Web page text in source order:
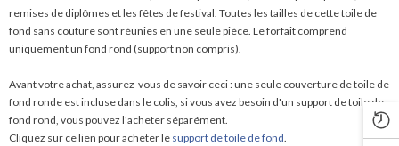
remises de diplômes et les fêtes de festival. Toutes les tailles de cette toile de
fond sans couture sont réunies en une seule pièce. Le forfait comprend
uniquement un fond rond (support non compris).
Avant votre achat, assurez-vous de savoir ceci : une seule couverture de toile de
fond ronde est incluse dans le colis, si vous avez besoin d'un support de toile de
fond rond, vous pouvez l'acheter séparément.
Cliquez sur ce lien pour acheter le support de toile de fond.